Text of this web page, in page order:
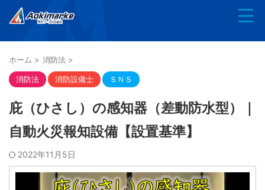
ホーム > 消防法 >
消防法 消防設備士 ＳＮＳ
庇（ひさし）の感知器（差動防水型）｜
自動火災報知設備【設置基準】
2022年11月5日